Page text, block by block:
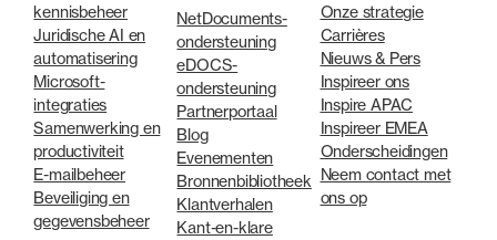
kennisbeheer
Juridische AI en
automatisering
Microsoft-
integraties
Samenwerking en
productiviteit
E-mailbeheer
Beveiliging en
gegevensbeheer
NetDocuments-
ondersteuning
eDOCS-
ondersteuning
Partnerportaal
Blog
Evenementen
Bronnenbibliotheek
Klantverhalen
Kant-en-klare
Onze strategie
Carrières
Nieuws & Pers
Inspireer ons
Inspire APAC
Inspireer EMEA
Onderscheidingen
Neem contact met
ons op